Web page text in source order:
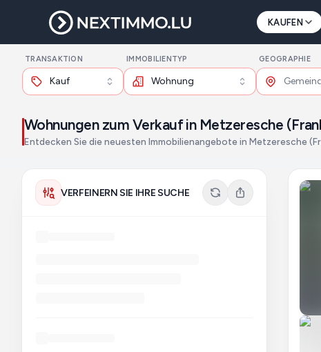
KAUFEN
TRANSAKTION
Kauf
IMMOBILIENTYP
Wohnung
GEOGRAPHIE
Wohnungen zum Verkauf in Metzeresche
Entdecken Sie die neuesten Immobilienangebote in Metzeresche
VERFEINERN SIE IHRE SUCHE